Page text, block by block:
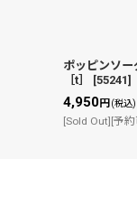
ポッピンソ
［t］
[55241]
4,950円(税込)
[Sold Out][予